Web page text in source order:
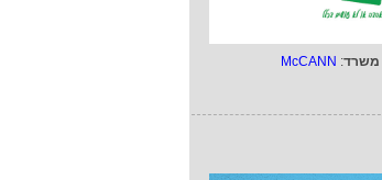
משרד:
McCANN